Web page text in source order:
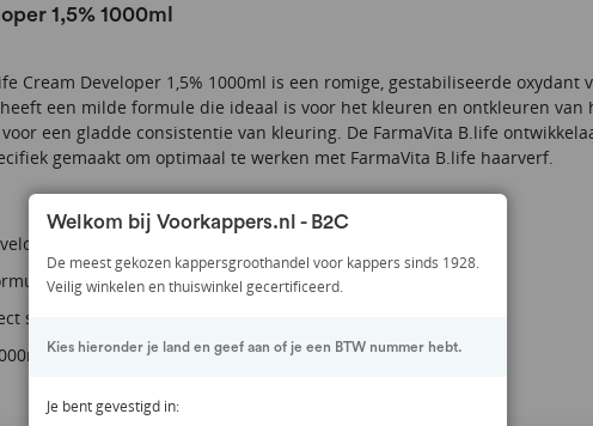
1,5% 1000ml
Cream Developer 1,5% 1000ml is een romige, gestabiliseerde
een milde formule die ideaal is voor het kleuren en ontkleuren van
een gladde consistentie van kleuring. De FarmaVita B.life
gemaakt om optimaal te werken met FarmaVita B.life haarverf.
1,5% - 5VOL
samen met B.life
Welkom bij Voorkappers.nl - B2C
De meest gekozen kappersgroothandel voor kappers sinds 1928.
Veilig winkelen en thuiswinkel gecertificeerd.
Kies hieronder je land en geef aan of je een BTW nummer hebt.
Je bent gevestigd in: